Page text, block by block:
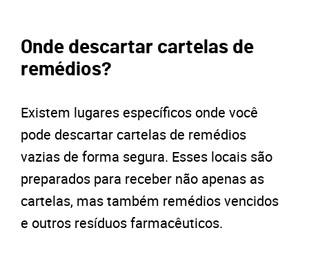
Onde descartar cartelas de
remédios?
Existem lugares específicos onde você
pode descartar cartelas de remédios
vazias de forma segura. Esses locais são
preparados para receber não apenas as
cartelas, mas também remédios vencidos
e outros resíduos farmacêuticos.